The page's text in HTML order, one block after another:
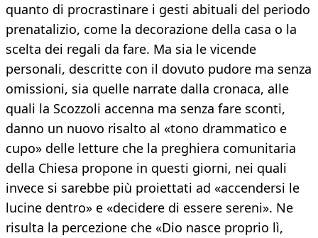
quanto di procrastinare i gesti abituali del periodo
prenatalizio, come la decorazione della casa o la
scelta dei regali da fare. Ma sia le vicende
personali, descritte con il dovuto pudore ma senza
omissioni, sia quelle narrate dalla cronaca, alle
quali la Scozzoli accenna ma senza fare sconti,
danno un nuovo risalto al «tono drammatico e
cupo» delle letture che la preghiera comunitaria
della Chiesa propone in questi giorni, nei quali
invece si sarebbe più proiettati ad «accendersi le
lucine dentro» e «decidere di essere sereni». Ne
risulta la percezione che «Dio nasce proprio lì,